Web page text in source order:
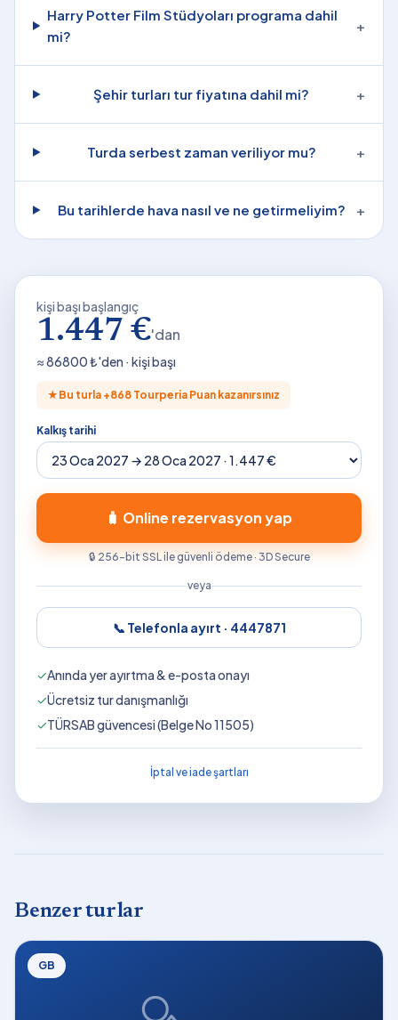
Harry Potter Film Stüdyoları programa dahil
mi?
+
Şehir turları tur fiyatına dahil mi? +
Turda serbest zaman veriliyor mu? +
Bu tarihlerde hava nasıl ve ne getirmeliyim? +
kişi başı başlangıç
1.447 €'dan
≈86800₺'den · kişi başı
★ Bu turla +868 Tourperia Puan kazanırsınız
Kalkış tarihi
🧳 Online rezervasyon yap
🔒 256-bit SSL ile güvenli ödeme · 3D Secure
veya
📞 Telefonla ayırt · 4447871
✓Anında yer ayırtma & e-posta onayı
✓Ücretsiz tur danışmanlığı
✓TÜRSAB güvencesi (Belge No 11505)
İptal ve iade şartları
Benzer turlar
GB